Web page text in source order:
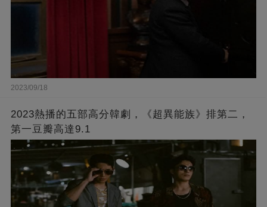
2023/09/18
2023熱播的五部高分韓劇，《超異能族》排第二，
第一豆瓣高達9.1